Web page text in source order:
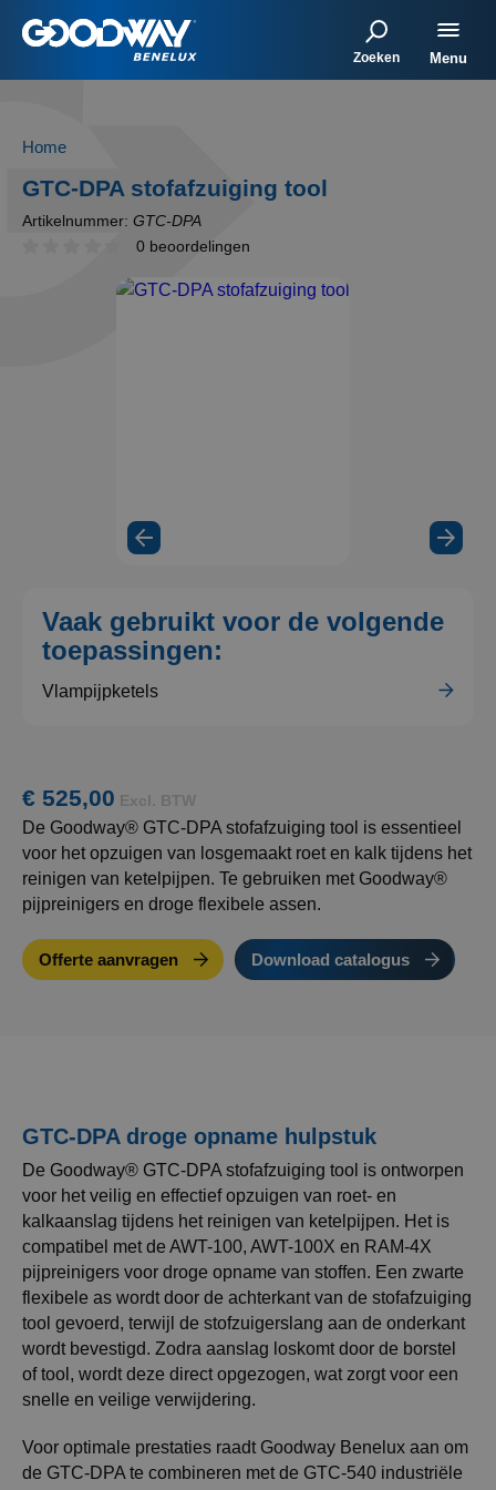
Zoeken Menu
Home
GTC-DPA stofafzuiging tool
Artikelnummer: GTC-DPA
0 beoordelingen
Vaak gebruikt voor de volgende
toepassingen:
Vlampijpketels
€ 525,00 Excl. BTW
De Goodway® GTC-DPA stofafzuiging tool is essentieel
voor het opzuigen van losgemaakt roet en kalk tijdens het
reinigen van ketelpijpen. Te gebruiken met Goodway®
pijpreinigers en droge flexibele assen.
Offerte aanvragen Download catalogus
GTC-DPA droge opname hulpstuk
De Goodway® GTC-DPA stofafzuiging tool is ontworpen
voor het veilig en effectief opzuigen van roet- en
kalkaanslag tijdens het reinigen van ketelpijpen. Het is
compatibel met de AWT-100, AWT-100X en RAM-4X
pijpreinigers voor droge opname van stoffen. Een zwarte
flexibele as wordt door de achterkant van de stofafzuiging
tool gevoerd, terwijl de stofzuigerslang aan de onderkant
wordt bevestigd. Zodra aanslag loskomt door de borstel
of tool, wordt deze direct opgezogen, wat zorgt voor een
snelle en veilige verwijdering.
Voor optimale prestaties raadt Goodway Benelux aan om
de GTC-DPA te combineren met de GTC-540 industriële